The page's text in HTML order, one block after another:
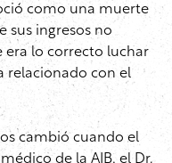
como una muerte
sus ingresos no
era lo correcto luchar
relacionado con el
cambió cuando el
de la AIB, el Dr.